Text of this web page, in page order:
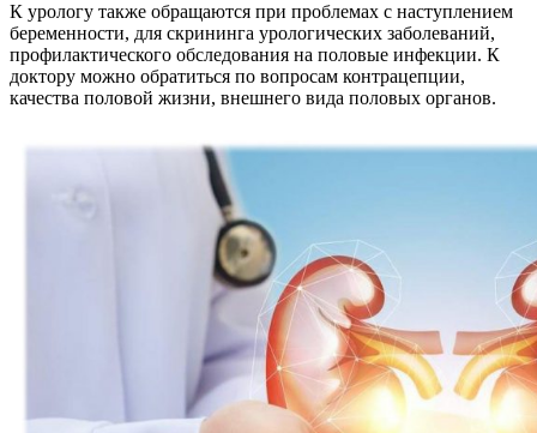
К урологу также обращаются при проблемах с наступлением
беременности, для скрининга урологических заболеваний,
профилактического обследования на половые инфекции. К
доктору можно обратиться по вопросам контрацепции,
качества половой жизни, внешнего вида половых органов.